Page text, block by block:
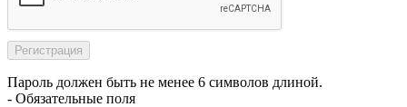
Пароль должен быть не менее 6 символов длиной.
- Обязательные поля